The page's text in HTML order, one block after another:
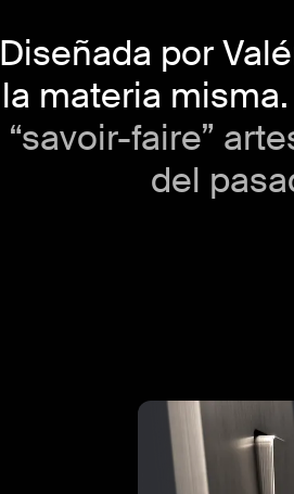
Diseñada por
la materia misma.
“savoir-faire”
del